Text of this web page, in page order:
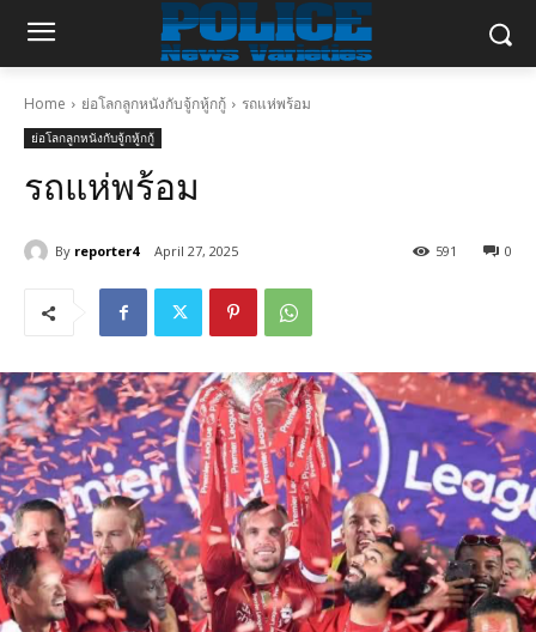
Home ย่อโลกลูกหนังกับจู้กหู้กกู้ รถแห่พร้อม
ย่อโลกลูกหนังกับจู้กหู้กกู้
รถแห่พร้อม
By reporter4 April 27, 2025 0
591